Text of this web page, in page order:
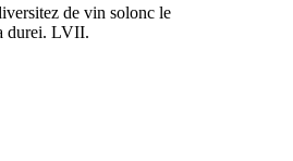
de vin solonc le
durei. LVII.